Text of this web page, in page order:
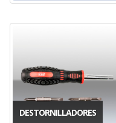
DESTORNILLADORES